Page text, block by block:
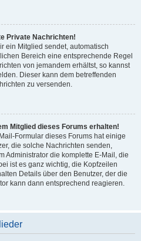
Private Nachrichten!
ein Mitglied sendet, automatisch
Bereich eine entsprechende Regel
von jemandem erhältst, so kannst
Dieser kann dem betreffenden
zu versenden.
Mitglied dieses Forums erhalten!
Formular dieses Forums hat einige
die solche Nachrichten senden,
Administrator die komplette E-Mail, die
ist es ganz wichtig, die Kopfzeilen
Details über den Benutzer, der die
kann dann entsprechend reagieren.